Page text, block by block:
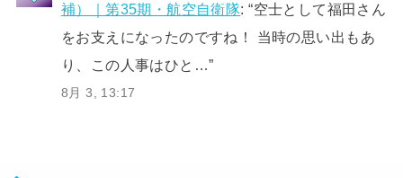
補）｜第35期・航空自衛隊: “空士として福田さん
をお支えになったのですね！ 当時の思い出もあ
り、この人事はひと…”
8月 3, 13:17